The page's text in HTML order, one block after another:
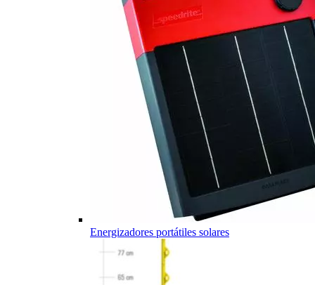
Energizadores portátiles solares